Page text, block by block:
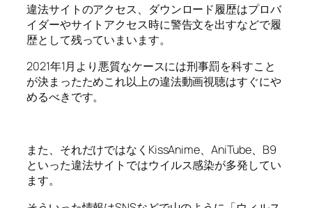
違法サイトのアクセス、ダウンロード履歴はプロバ
イダーやサイトアクセス時に警告文を出すなどで履
歴として残っていまいます。
2021年1月より悪質なケースには刑事罰を科すこと
が決まったためこれ以上の違法動画視聴はすぐにや
めるべきです。
また、それだけではなくKissAnime、AniTube、B9
といった違法サイトではウイルス感染が多発してい
ます。